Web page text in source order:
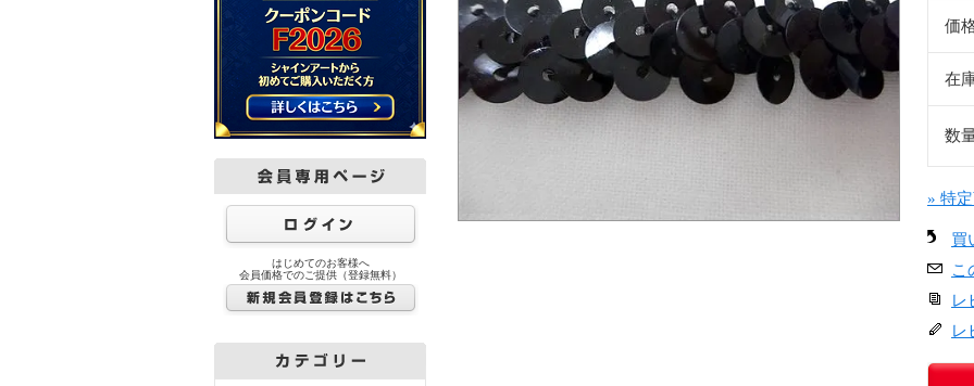
はじめてのお客様へ
会員価格でのご提供（登録無料）
価
在
数
» 特
買
こ
レ
レ